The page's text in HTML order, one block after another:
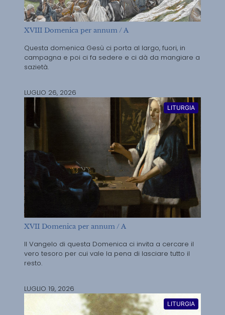
XVIII Domenica per annum / A
Questa domenica Gesù ci porta al largo, fuori, in
campagna e poi ci fa sedere e ci dà da mangiare a
sazietà.
LUGLIO 26, 2026
LITURGIA
XVII Domenica per annum / A
Il Vangelo di questa Domenica ci invita a cercare il
vero tesoro per cui vale la pena di lasciare tutto il
resto.
LUGLIO 19, 2026
LITURGIA